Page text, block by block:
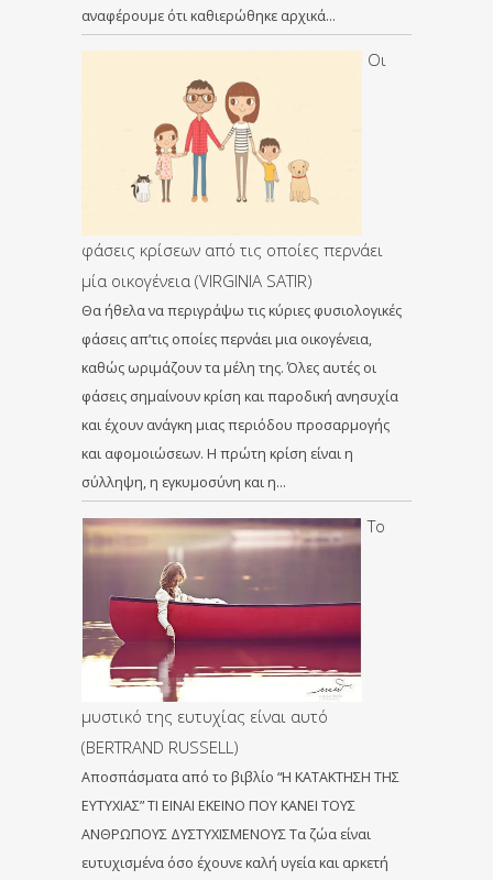
αναφέρουμε ότι καθιερώθηκε αρχικά…
Οι
φάσεις κρίσεων από τις οποίες περνάει
μία οικογένεια (VIRGINIA SATIR)
Θα ήθελα να περιγράψω τις κύριες φυσιολογικές
φάσεις απ’τις οποίες περνάει μια οικογένεια,
καθώς ωριμάζουν τα μέλη της. Όλες αυτές οι
φάσεις σημαίνουν κρίση και παροδική ανησυχία
και έχουν ανάγκη μιας περιόδου προσαρμογής
και αφομοιώσεων. Η πρώτη κρίση είναι η
σύλληψη, η εγκυμοσύνη και η…
Το
μυστικό της ευτυχίας είναι αυτό
(BERTRAND RUSSELL)
Αποσπάσματα από το βιβλίο “Η ΚΑΤΑΚΤΗΣΗ ΤΗΣ
ΕΥΤΥΧΙΑΣ” TΙ ΕΙΝΑΙ ΕΚΕΙΝΟ ΠΟΥ ΚΑΝΕΙ ΤΟΥΣ
ΑΝΘΡΩΠΟΥΣ ΔΥΣΤΥΧΙΣΜΕΝΟΥΣ Τα ζώα είναι
ευτυχισμένα όσο έχουνε καλή υγεία και αρκετή